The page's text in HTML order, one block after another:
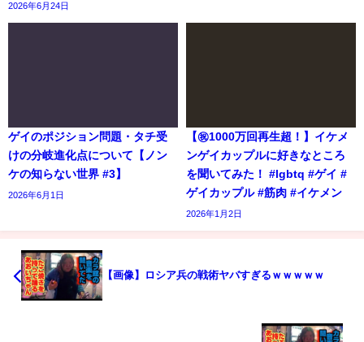
2026年6月24日
ゲイのポジション問題・タチ受
けの分岐進化点について【ノン
ケの知らない世界 #3】
2026年6月1日
【㊗️1000万回再生超！】イケメ
ンゲイカップルに好きなところ
を聞いてみた！ #lgbtq #ゲイ #
ゲイカップル #筋肉 #イケメン
2026年1月2日
【画像】ロシア兵の戦術ヤバすぎるｗｗｗｗｗ